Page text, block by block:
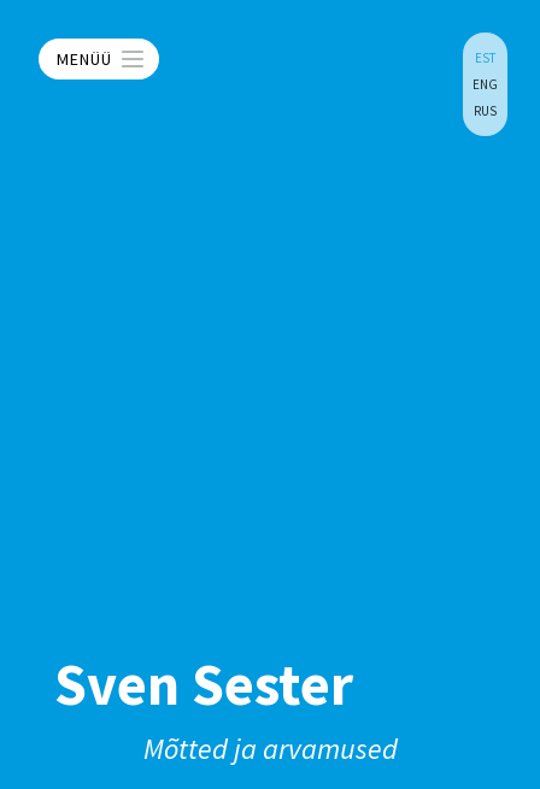
MENÜÜ
EST
ENG
RUS
Sven Sester
Mõtted ja arvamused